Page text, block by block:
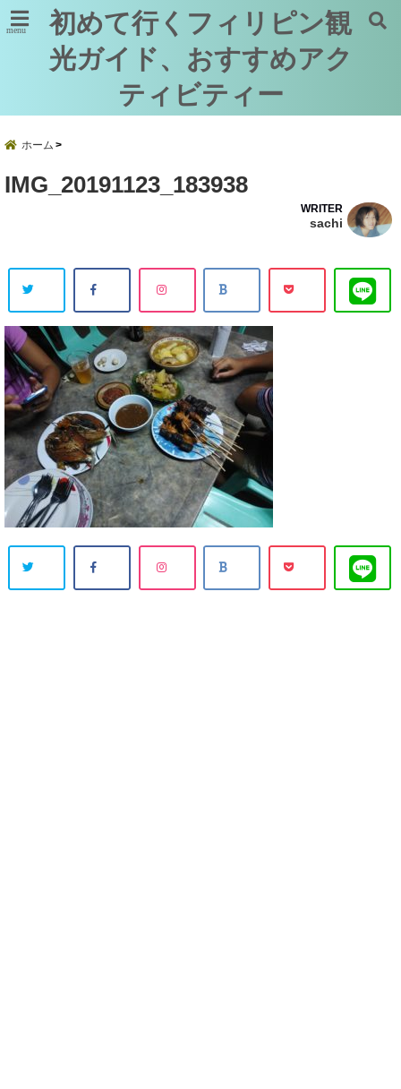
menu
初めて行くフィリピン観
光ガイド、おすすめアク
ティビティー
ホーム
IMG_20191123_183938
WRITER
sachi